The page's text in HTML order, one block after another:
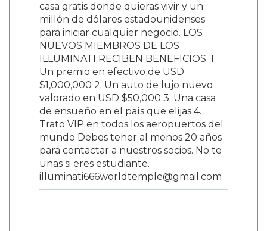
casa gratis donde quieras vivir y un
millón de dólares estadounidenses
para iniciar cualquier negocio. LOS
NUEVOS MIEMBROS DE LOS
ILLUMINATI RECIBEN BENEFICIOS. 1.
Un premio en efectivo de USD
$1,000,000 2. Un auto de lujo nuevo
valorado en USD $50,000 3. Una casa
de ensueño en el país que elijas 4.
Trato VIP en todos los aeropuertos del
mundo Debes tener al menos 20 años
para contactar a nuestros socios. No te
unas si eres estudiante.
illuminati666worldtemple@gmail.com